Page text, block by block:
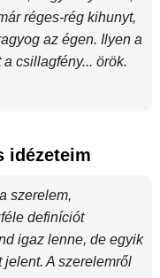
réges-rég kihunyt,
az égen. Ilyen a
csillagfény... örök.
idézeteim
szerelem,
definíciót
igaz lenne, de egyik
A szerelemről